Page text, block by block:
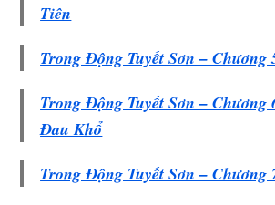
Tiên
Trong Động Tuyết Sơn –
Trong Động Tuyết Sơn – Chương
Đau Khổ
Trong Động Tuyết Sơn –